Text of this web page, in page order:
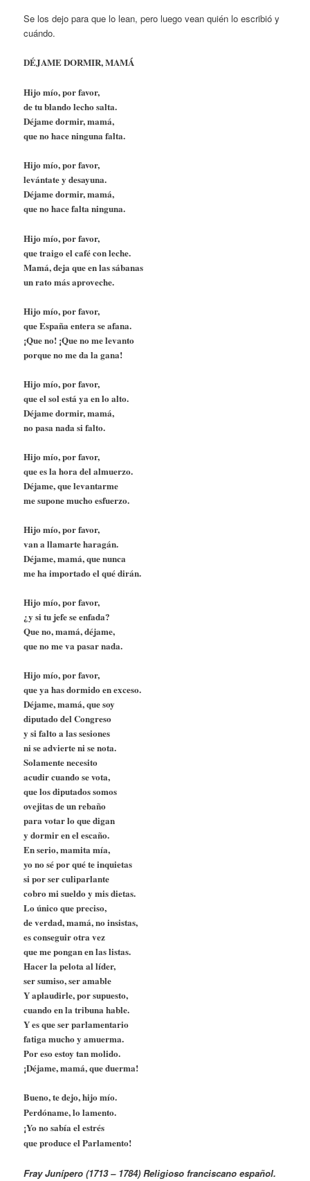
Se los dejo para que lo lean, pero luego vean quién lo escribió y
cuándo.
DÉJAME DORMIR, MAMÁ
Hijo mío, por favor,
de tu blando lecho salta.
Déjame dormir, mamá,
que no hace ninguna falta.
Hijo mío, por favor,
levántate y desayuna.
Déjame dormir, mamá,
que no hace falta ninguna.
Hijo mío, por favor,
que traigo el café con leche.
Mamá, deja que en las sábanas
un rato más aproveche.
Hijo mío, por favor,
que España entera se afana.
¡Que no! ¡Que no me levanto
porque no me da la gana!
Hijo mío, por favor,
que el sol está ya en lo alto.
Déjame dormir, mamá,
no pasa nada si falto.
Hijo mío, por favor,
que es la hora del almuerzo.
Déjame, que levantarme
me supone mucho esfuerzo.
Hijo mío, por favor,
van a llamarte haragán.
Déjame, mamá, que nunca
me ha importado el qué dirán.
Hijo mío, por favor,
¿y si tu jefe se enfada?
Que no, mamá, déjame,
que no me va pasar nada.
Hijo mío, por favor,
que ya has dormido en exceso.
Déjame, mamá, que soy
diputado del Congreso
y si falto a las sesiones
ni se advierte ni se nota.
Solamente necesito
acudir cuando se vota,
que los diputados somos
ovejitas de un rebaño
para votar lo que digan
y dormir en el escaño.
En serio, mamita mía,
yo no sé por qué te inquietas
si por ser culiparlante
cobro mi sueldo y mis dietas.
Lo único que preciso,
de verdad, mamá, no insistas,
es conseguir otra vez
que me pongan en las listas.
Hacer la pelota al líder,
ser sumiso, ser amable
Y aplaudirle, por supuesto,
cuando en la tribuna hable.
Y es que ser parlamentario
fatiga mucho y amuerma.
Por eso estoy tan molido.
¡Déjame, mamá, que duerma!
Bueno, te dejo, hijo mío.
Perdóname, lo lamento.
¡Yo no sabía el estrés
que produce el Parlamento!
Fray Junípero (1713 – 1784) Religioso franciscano español.